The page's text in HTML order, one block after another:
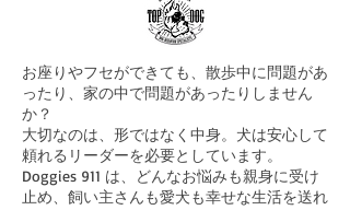
お座りやフセができても、散歩中に問題があ
ったり、家の中で問題があったりしません
か？
大切なのは、形ではなく中身。犬は安心して
頼れるリーダーを必要としています。
Doggies 911 は、どんなお悩みも親身に受け
止め、飼い主さんも愛犬も幸せな生活を送れ